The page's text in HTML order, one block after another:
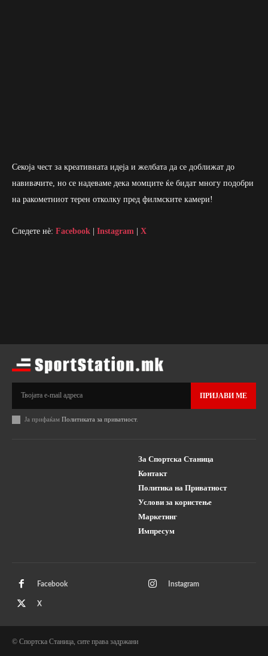
Секоја чест за креативната идеја и желбата да се доближат до
навивачите, но се надеваме дека момците ќе бидат многу подобри
на ракометниот терен отколку пред филмските камери!
Следете нè: Facebook Instagram X
ПРИЈАВИ МЕ
Ја прифаќам Политиката за приватност.
За Спортска Станица
Контакт
Политика на Приватност
Услови за користење
Маркетинг
Импресум
Facebook Instagram
X
© Спортска Станица, сите права задржани